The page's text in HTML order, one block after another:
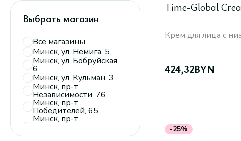
Выбрать магазин
Все магазины
Минск, ул. Немига, 5
Минск, ул. Бобруйская,
6
Минск, ул. Кульман, 3
Минск, пр-т
Независимости, 76
Минск, пр-т
Победителей, 65
Минск, пр-т
пав. 110
Time-Global
Крем для лица с
424,32BYN
-25%